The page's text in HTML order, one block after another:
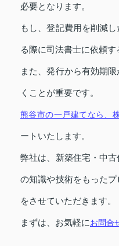
必要となります。
もし、登記費用を削減
る際に司法書士に依頼す
また、発行から有効期
くことが重要です。
熊谷市の一戸建てなら、
ートいたします。
弊社は、新築住宅・中
の知識や技術をもった
をさせていただきます。
まずは、お気軽にお問合